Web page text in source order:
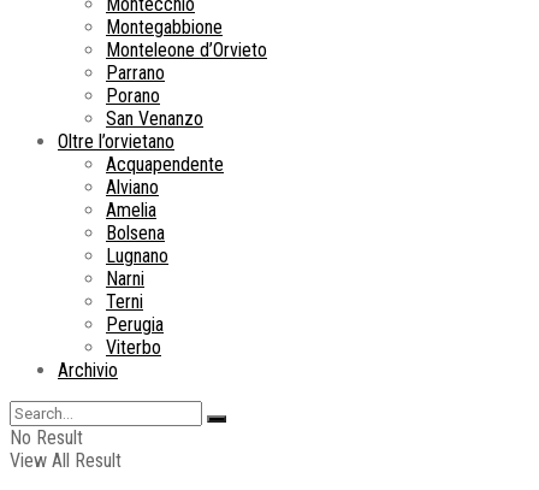
Montegabbione
Monteleone d’Orvieto
Parrano
Porano
San Venanzo
Oltre l’orvietano
Acquapendente
Alviano
Amelia
Bolsena
Lugnano
Narni
Terni
Perugia
Viterbo
Archivio
No Result
View All Result